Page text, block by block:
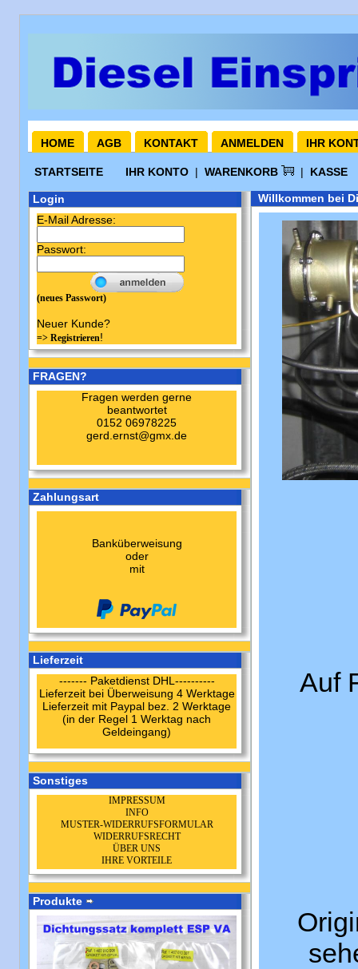
HOME AGB KONTAKT ANMELDEN IHR
STARTSEITE IHR KONTO | WARENKORB | KASSE
Login
E-Mail Adresse:
Passwort:
(neues Passwort)
Neuer Kunde?
=> Registrieren!
FRAGEN?
Fragen werden gerne
beantwortet
0152 06978225
gerd.ernst@gmx.de
Zahlungsart
Banküberweisung
oder
mit
Lieferzeit
------- Paketdienst DHL----------
Lieferzeit bei Überweisung 4 Werktage
Lieferzeit mit Paypal bez. 2 Werktage
(in der Regel 1 Werktag nach
Geldeingang)
Sonstiges
IMPRESSUM
INFO
MUSTER-WIDERRUFSFORMULAR
WIDERRUFSRECHT
ÜBER UNS
IHRE VORTEILE
Produkte
Willkommen bei
Auf